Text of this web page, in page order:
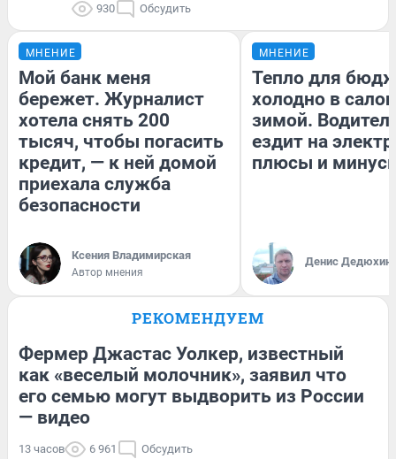
930 Обсудить
МНЕНИЕ
Мой банк меня
бережет. Журналист
хотела снять 200
тысяч, чтобы погасить
кредит, — к ней домой
приехала служба
безопасности
Ксения Владимирская
Автор мнения
МНЕНИЕ
Тепло для
холодно в
зимой.
ездит на
плюсы и
Денис Дедюхин
РЕКОМЕНДУЕМ
Фермер Джастас Уолкер, известный
как «веселый молочник», заявил что
его семью могут выдворить из России
— видео
13 часов 6 961 Обсудить